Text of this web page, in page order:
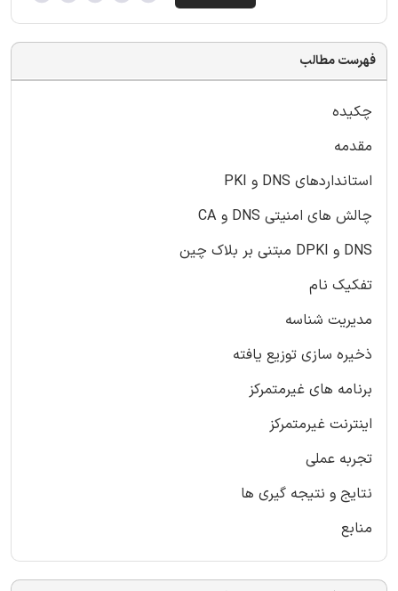
فهرست مطالب
چکیده
مقدمه
استانداردهای DNS و PKI
چالش های امنیتی DNS و CA
DNS و DPKI مبتنی بر بلاک چین
تفکیک نام
مدیریت شناسه
ذخیره سازی توزیع یافته
برنامه های غیرمتمرکز
اینترنت غیرمتمرکز
تجربه عملی
نتایج و نتیجه گیری ها
منابع